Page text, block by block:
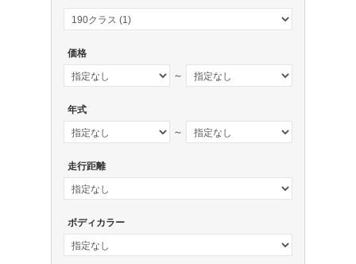
価格
～
年式
～
走行距離
ボディカラー